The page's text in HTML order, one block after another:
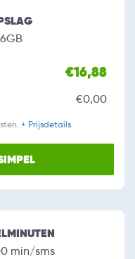
€16,88
€0,00
+ Prijsdetails
min/sms